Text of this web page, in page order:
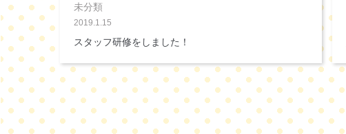
未分類
2019.1.15
スタッフ研修をしました！